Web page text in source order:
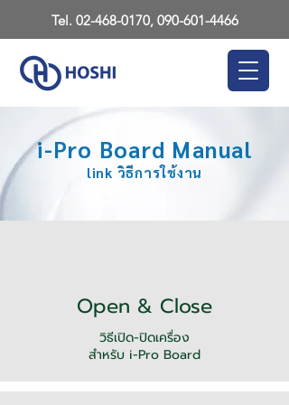
Tel. 02-468-0170, 090-601-4466
i-Pro Board Manual
link วิธีการใช้งาน
Open & Close
วิธีเปิด-ปิดเครื่อง
สำหรับ i-Pro Board